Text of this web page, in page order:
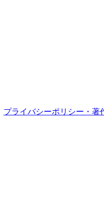
プライバシーポリシー・著